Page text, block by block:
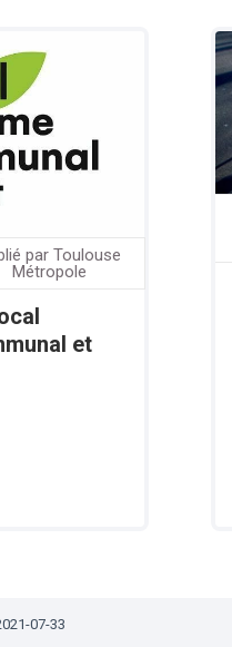
par Toulouse
Métropole
et
07-33